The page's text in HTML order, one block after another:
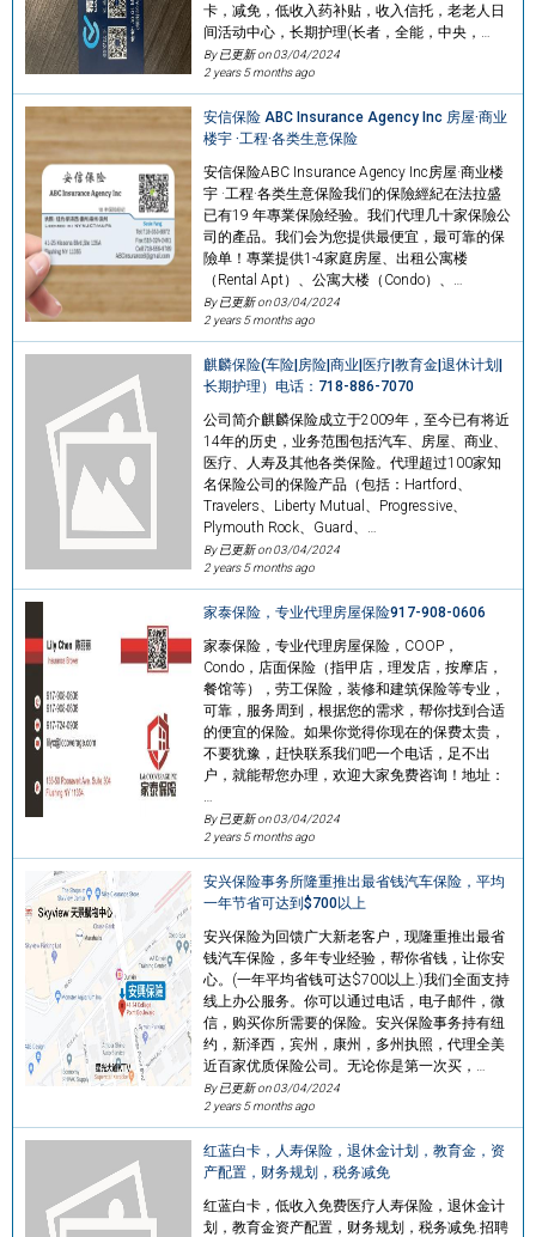
卡，减免，低收入药补贴，收入信托，老老人日
间活动中心，长期护理(长者，全能，中央，…
By 已更新 on03/04/2024
2 years 5 months ago
安信保险 ABC Insurance Agency Inc 房屋·商业
楼宇 ·工程·各类生意保险
安信保险ABC Insurance Agency Inc房屋·商业楼
宇 ·工程·各类生意保险我们的保險經紀在法拉盛
已有19 年專業保險经验。我们代理几十家保險公
司的產品。我们会为您提供最便宜，最可靠的保
險单！專業提供1-4家庭房屋、出租公寓楼
（Rental Apt）、公寓大楼（Condo）、…
By 已更新 on03/04/2024
2 years 5 months ago
麒麟保险(车险|房险|商业|医疗|教育金|退休计划|
长期护理）电话：718-886-7070
公司简介麒麟保险成立于2009年，至今已有将近
14年的历史，业务范围包括汽车、房屋、商业、
医疗、人寿及其他各类保险。代理超过100家知
名保险公司的保险产品（包括：Hartford、
Travelers、Liberty Mutual、Progressive、
Plymouth Rock、Guard、…
By 已更新 on03/04/2024
2 years 5 months ago
家泰保险，专业代理房屋保险917-908-0606
家泰保险，专业代理房屋保险，COOP，
Condo，店面保险（指甲店，理发店，按摩店，
餐馆等），劳工保险，装修和建筑保险等专业，
可靠，服务周到，根据您的需求，帮你找到合适
的便宜的保险。如果你觉得你现在的保费太贵，
不要犹豫，赶快联系我们吧一个电话，足不出
户，就能帮您办理，欢迎大家免费咨询！地址：
By 已更新 on03/04/2024
2 years 5 months ago
安兴保险事务所隆重推出最省钱汽车保险，平均
一年节省可达到$700以上
安兴保险为回馈广大新老客户，现隆重推出最省
钱汽车保险，多年专业经验，帮你省钱，让你安
心。(一年平均省钱可达$700以上.)我们全面支持
线上办公服务。你可以通过电话，电子邮件，微
信，购买你所需要的保险。安兴保险事务持有纽
约，新泽西，宾州，康州，多州执照，代理全美
近百家优质保险公司。无论你是第一次买，…
By 已更新 on03/04/2024
2 years 5 months ago
红蓝白卡，人寿保险，退休金计划，教育金，资
产配置，财务规划，税务减免
红蓝白卡，低收入免费医疗人寿保险，退休金计
划，教育金资产配置，财务规划，税务减免.招聘